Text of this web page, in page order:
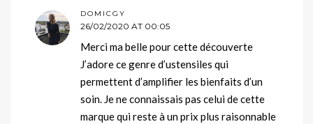
DOMICGY
26/02/2020 AT 00:05
Merci ma belle pour cette découverte
J’adore ce genre d’ustensiles qui
permettent d’amplifier les bienfaits d’un
soin. Je ne connaissais pas celui de cette
marque qui reste à un prix plus raisonnable